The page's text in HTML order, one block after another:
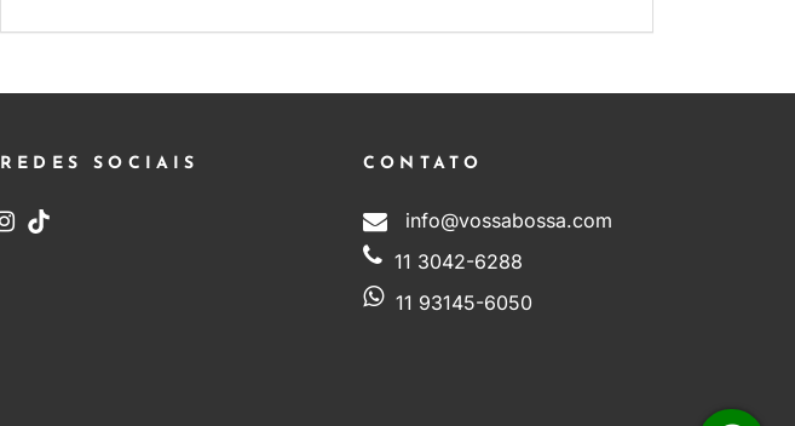
REDES SOCIAIS CONTATO
info@vossabossa.com
11 3042-6288
11 93145-6050